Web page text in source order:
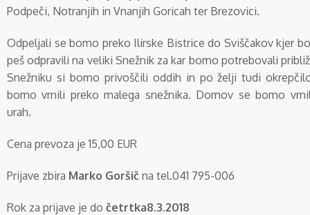
Podpeči, Notranjih in Vnanjih Goricah ter Brezovici.
Odpeljali se bomo preko Ilirske Bistrice do Sviščakov kjer
peš odpravili na veliki Snežnik za kar bomo potrebovali
Snežniku si bomo privoščili oddih in po želji tudi
bomo vrnili preko malega snežnika. Domov se bomo
urah.
Cena prevoza je 15,00 EUR
Prijave zbira Marko Goršič na tel.041 795-006
Rok za prijave je do četrtka8.3.2018